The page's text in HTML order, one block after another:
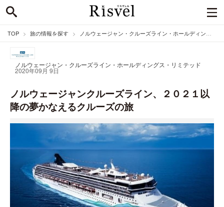
TOP 旅の情報を探す ノルウェージャン・クルーズライン・ホールディングス・リミテッドのニュース
ノルウェージャン・クルーズライン・ホールディングス・リミテッド
2020年09月 9日
ノルウェージャンクルーズライン、２０２１以
降の夢かなえるクルーズの旅